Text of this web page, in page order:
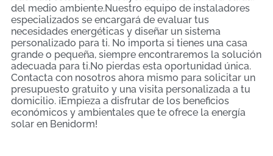
del medio ambiente.Nuestro equipo de instaladores
especializados se encargará de evaluar tus
necesidades energéticas y diseñar un sistema
personalizado para ti. No importa si tienes una casa
grande o pequeña, siempre encontraremos la solución
adecuada para ti.No pierdas esta oportunidad única.
Contacta con nosotros ahora mismo para solicitar un
presupuesto gratuito y una visita personalizada a tu
domicilio. ¡Empieza a disfrutar de los beneficios
económicos y ambientales que te ofrece la energía
solar en Benidorm!